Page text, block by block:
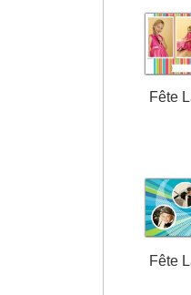
Fête
Fête